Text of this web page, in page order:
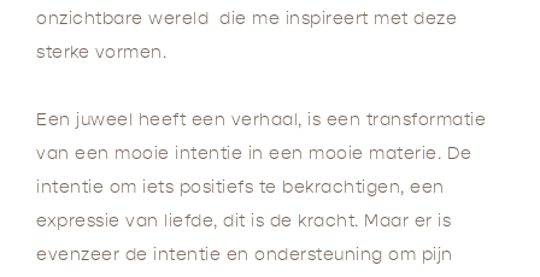
onzichtbare wereld die me inspireert met deze
sterke vormen.
Een juweel heeft een verhaal, is een transformatie
van een mooie intentie in een mooie materie. De
intentie om iets positiefs te bekrachtigen, een
expressie van liefde, dit is de kracht. Maar er is
evenzeer de intentie en ondersteuning om pijn